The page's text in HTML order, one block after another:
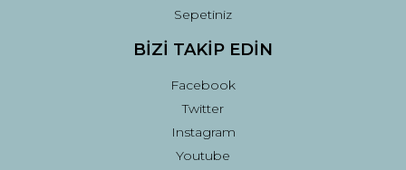
Sepetiniz
BİZİ TAKİP EDİN
Facebook
Twitter
Instagram
Youtube